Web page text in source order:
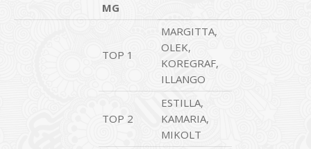
MG
TOP 1
MARGITTA,
OLEK,
KOREGRAF,
ILLANGO
TOP 2
ESTILLA,
KAMARIA,
MIKOLT